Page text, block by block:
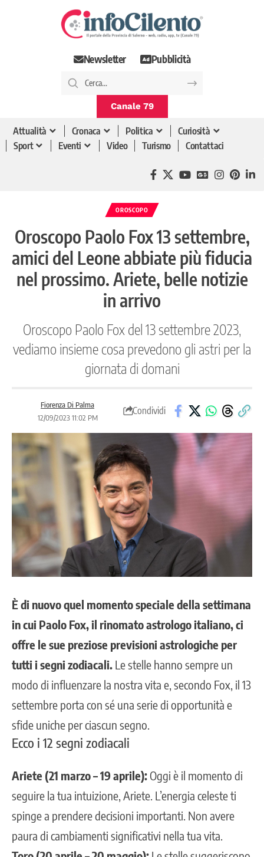
Newsletter Pubblicità
Canale 79
Attualità Cronaca Politica
Curiosità
Sport
Eventi Video Turismo Contattaci
OROSCOPO
Oroscopo Paolo Fox 13 settembre,
amici del Leone abbiate più fiducia
nel prossimo. Ariete, belle notizie
in arrivo
Oroscopo Paolo Fox del 13 settembre 2023,
vediamo insieme cosa prevedono gli astri per la
giornata di domani
Fiorenza Di Palma
12/09/2023 11:02 PM
Condividi
È di nuovo quel momento speciale della settimana
in cui Paolo Fox, il rinomato astrologo italiano, ci
offre le sue preziose previsioni astrologiche per
tutti i segni zodiacali. Le stelle hanno sempre un
modo di influenzare la nostra vita e, secondo Fox, il 13
settembre porta con sé una serie di opportunità e
sfide uniche per ciascun segno.
Ecco i 12 segni zodiacali
Ariete (21 marzo – 19 aprile):Oggi è il momento di
seguire la tua intuizione, Ariete. L’energia celeste ti
spinge a prendere decisioni importanti. Non avere
paura di cambiamenti significativi nella tua vita.